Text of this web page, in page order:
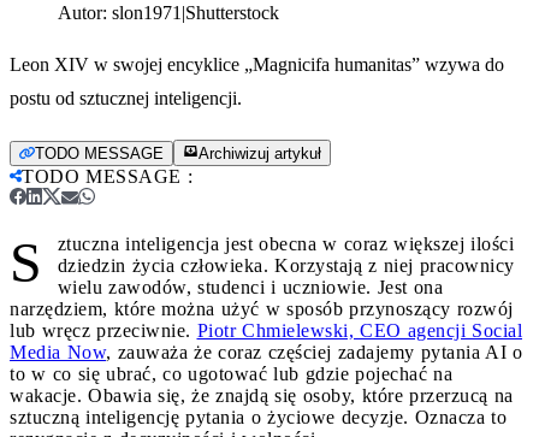
Autor: slon1971|Shutterstock
Leon XIV w swojej encyklice „Magnicifa humanitas” wzywa do
postu od sztucznej inteligencji.
TODO MESSAGE Archiwizuj artykuł
TODO MESSAGE :
S
ztuczna inteligencja jest obecna w coraz większej ilości
dziedzin życia człowieka. Korzystają z niej pracownicy
wielu zawodów, studenci i uczniowie. Jest ona
narzędziem, które można użyć w sposób przynoszący rozwój
lub wręcz przeciwnie. Piotr Chmielewski, CEO agencji Social
Media Now, zauważa że coraz częściej zadajemy pytania AI o
to w co się ubrać, co ugotować lub gdzie pojechać na
wakacje. Obawia się, że znajdą się osoby, które przerzucą na
sztuczną inteligencję pytania o życiowe decyzje. Oznacza to